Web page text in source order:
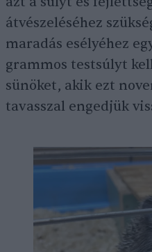
átvészeléséhez
maradás esélyéhez
grammos testsúlyt
sünöket, akik ezt
tavasszal engedjük